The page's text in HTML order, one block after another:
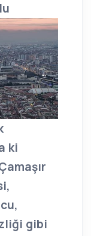
ki
gibi